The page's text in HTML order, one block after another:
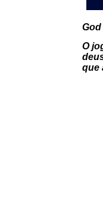
O
que